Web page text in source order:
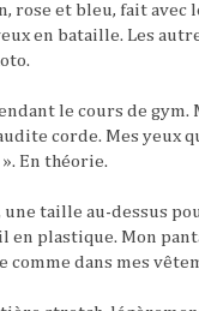
rose et bleu, fait avec
en bataille. Les
le cours de
corde. Mes yeux
En théorie.
taille au-dessus
plastique. Mon
comme dans mes